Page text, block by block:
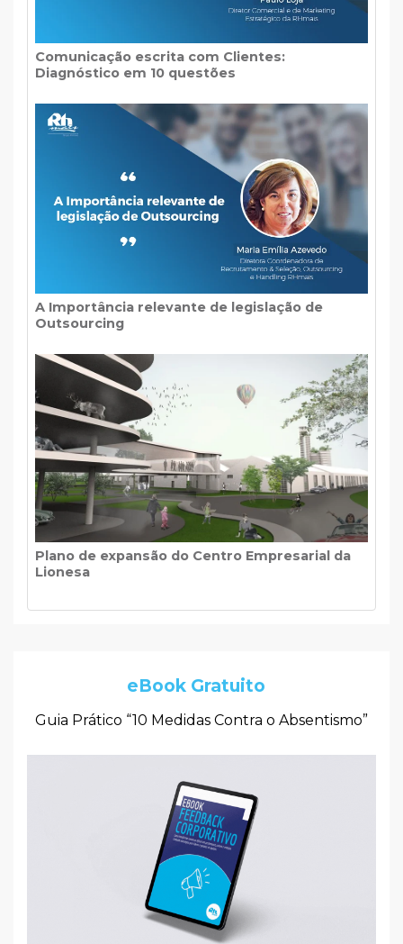
Comunicação escrita com Clientes:
Diagnóstico em 10 questões
A Importância relevante de legislação de
Outsourcing
Plano de expansão do Centro Empresarial da
Lionesa
eBook Gratuito
Guia Prático “10 Medidas Contra o Absentismo”